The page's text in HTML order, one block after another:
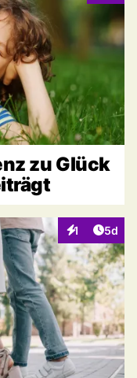
zu Glück
1
Interaktionen
5d